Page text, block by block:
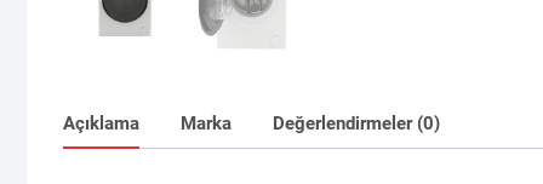
Açıklama Marka Değerlendirmeler (0)